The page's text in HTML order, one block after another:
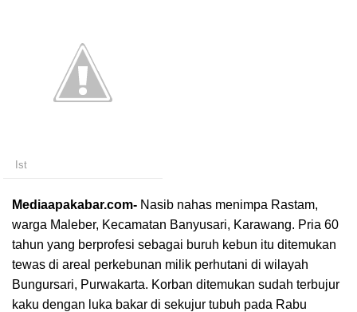
Ist
Mediaapakabar.com- Nasib nahas menimpa Rastam,
warga Maleber, Kecamatan Banyusari, Karawang. Pria 60
tahun yang berprofesi sebagai buruh kebun itu ditemukan
tewas di areal perkebunan milik perhutani di wilayah
Bungursari, Purwakarta. Korban ditemukan sudah terbujur
kaku dengan luka bakar di sekujur tubuh pada Rabu